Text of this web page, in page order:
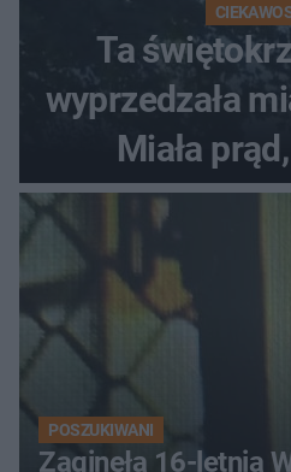
Ta
wyprzedzała
Miała
POSZUKIWANI
Zaginęła 16-letnia